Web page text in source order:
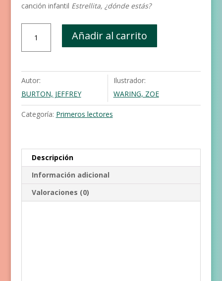
canción infantil Estrellita, ¿dónde estás?
noches,
Unicornio
Añadir al carrito
Autor:
BURTON, JEFFREY
Ilustrador:
WARING, ZOE
Categoría: Primeros lectores
Descripción
Información adicional
Valoraciones (0)